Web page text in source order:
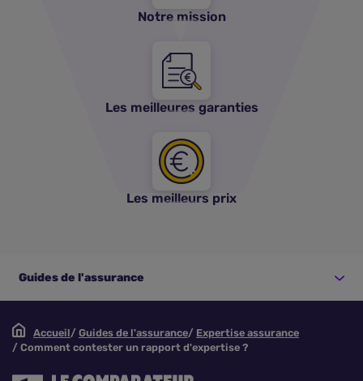
Notre mission
Les meilleures garanties
Les meilleurs prix
Guides de l'assurance
Accueil Guides de l'assurance
Expertise assurance
Comment contester un rapport d'expertise ?